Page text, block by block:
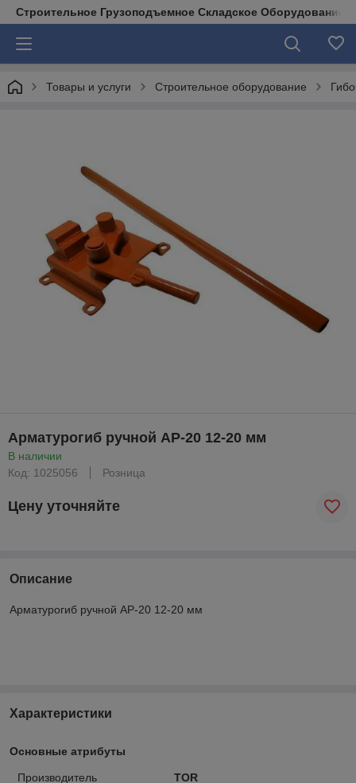
Строительное Грузоподъемное Складское Оборудование
Товары и услуги Строительное оборудование
Арматурогиб ручной АР-20 12-20 мм
В наличии
Код: 1025056
Розница
Цену уточняйте
Описание
Арматурогиб ручной АР-20 12-20 мм
Характеристики
Основные атрибуты
Производитель TOR